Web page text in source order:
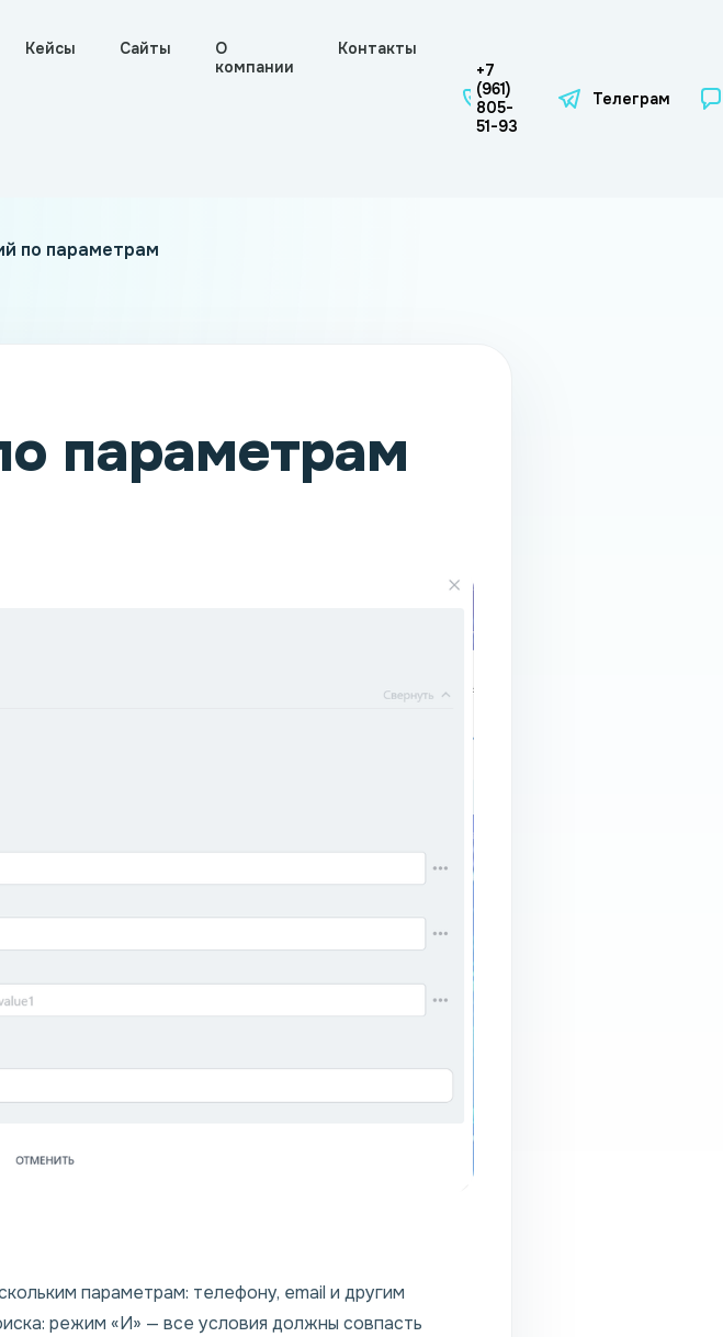
Кейсы Сайты
О
компании
Контакты
+7
(961)
805-
51-93
Телеграм
по параметрам
параметрам
параметрам: телефону, email и другим
режим «И» — все условия должны совпасть